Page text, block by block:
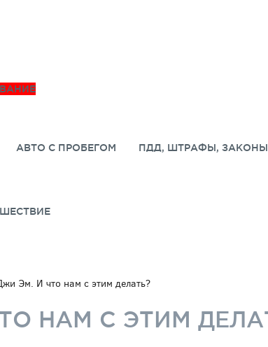
АВТО С ПРОБЕГОМ
ПДД, ШТРАФЫ, ЗАКОНЫ
Эм. И что нам с этим делать?
НАМ С ЭТИМ